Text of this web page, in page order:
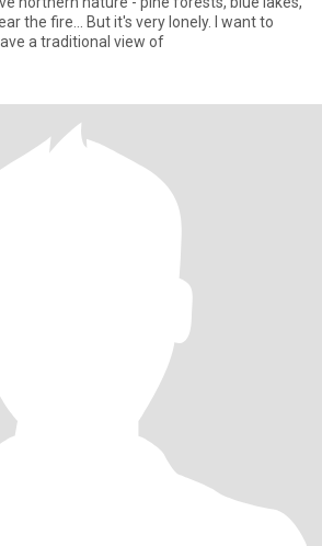
the fire... But it's very lonely. I want to
a traditional view of